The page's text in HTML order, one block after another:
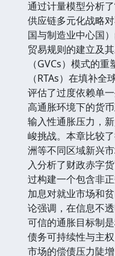
通过计量模型分析
供应链多元化战略
国与制造业中心国
贸易规则的建立及
（GVCs）模式的
（RTAs）在填补
评估了过度依赖单
高通胀环境下的货
输入性通胀压力，
峻挑战。本章比较
洲等不同区域新兴
入分析了财政赤字
过构建一个包含非
加息对就业市场和
论强调，在信息不
可信的通胀目标制
债务可持续性与主
市场的偿债压力陡